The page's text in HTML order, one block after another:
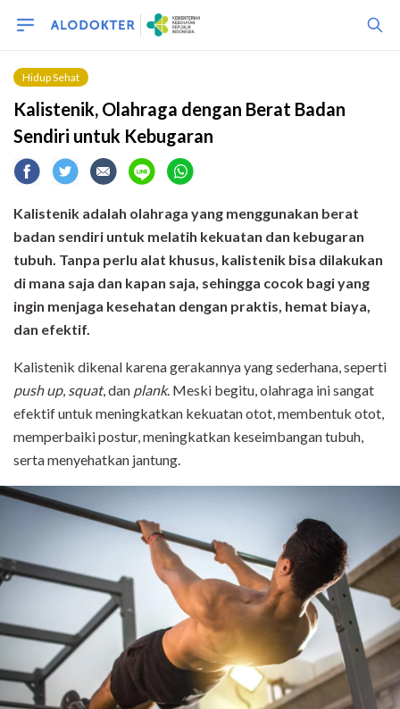
Hidup Sehat
Kalistenik, Olahraga dengan Berat Badan
Sendiri untuk Kebugaran
Kalistenik adalah olahraga yang menggunakan berat
badan sendiri untuk melatih kekuatan dan kebugaran
tubuh. Tanpa perlu alat khusus, kalistenik bisa dilakukan
di mana saja dan kapan saja, sehingga cocok bagi yang
ingin menjaga kesehatan dengan praktis, hemat biaya,
dan efektif.
Kalistenik dikenal karena gerakannya yang sederhana, seperti
push up, squat, dan plank. Meski begitu, olahraga ini sangat
efektif untuk meningkatkan kekuatan otot, membentuk otot,
memperbaiki postur, meningkatkan keseimbangan tubuh,
serta menyehatkan jantung.